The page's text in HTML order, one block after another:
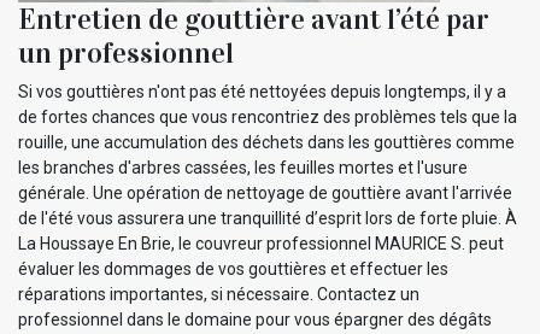
Entretien de gouttière avant l’été par
un professionnel
Si vos gouttières n'ont pas été nettoyées depuis longtemps, il y a
de fortes chances que vous rencontriez des problèmes tels que la
rouille, une accumulation des déchets dans les gouttières comme
les branches d'arbres cassées, les feuilles mortes et l'usure
générale. Une opération de nettoyage de gouttière avant l'arrivée
de l'été vous assurera une tranquillité d’esprit lors de forte pluie. À
La Houssaye En Brie, le couvreur professionnel MAURICE S. peut
évaluer les dommages de vos gouttières et effectuer les
réparations importantes, si nécessaire. Contactez un
professionnel dans le domaine pour vous épargner des dégâts